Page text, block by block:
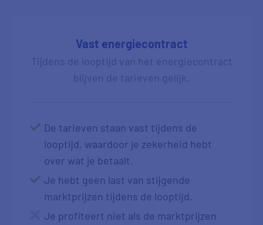
Vast energiecontract
Tijdens de looptijd van het energiecontract
blijven de tarieven gelijk.
De tarieven staan vast tijdens de
looptijd, waardoor je zekerheid hebt
over wat je betaalt.
Je hebt geen last van stijgende
marktprijzen tijdens de looptijd.
Je profiteert niet als de marktprijzen